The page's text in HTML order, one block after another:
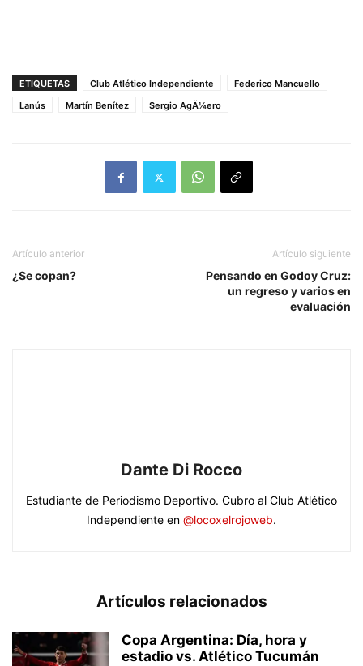
ETIQUETAS Club Atlético Independiente
Federico Mancuello
Lanús
Martín Benítez Sergio AgÃ¼ero
Artículo anterior
¿Se copan?
Artículo siguiente
Pensando en Godoy Cruz:
un regreso y varios en
evaluación
Dante Di Rocco
Estudiante de Periodismo Deportivo. Cubro al Club Atlético
Independiente en @locoxelrojoweb.
Artículos relacionados
Copa Argentina: Día, hora y
estadio vs. Atlético Tucumán